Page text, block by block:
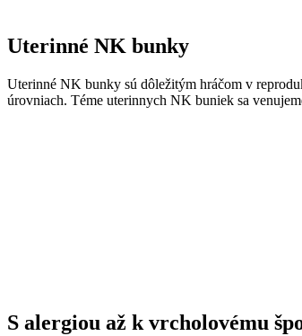
Uterinné NK bunky
Uterinné NK bunky sú dôležitým hráčom v
úrovniach. Téme uterinnych NK buniek sa
S alergiou až k vrcholovému